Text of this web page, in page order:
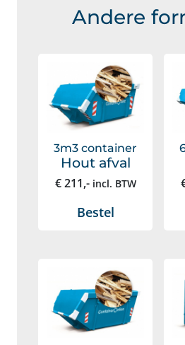
Andere
3m3 container
Hout afval
€211,- incl. BTW
Bestel